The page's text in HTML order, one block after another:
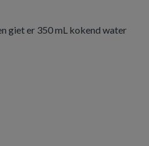
giet er 350 mL kokend water